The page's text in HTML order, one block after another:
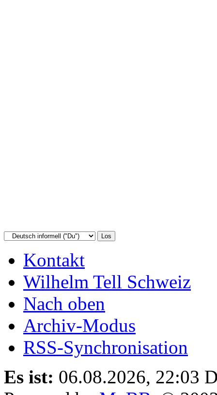
Kontakt
Wilhelm Tell Schweiz
Nach oben
Archiv-Modus
RSS-Synchronisation
Es ist: 06.08.2026, 22:03